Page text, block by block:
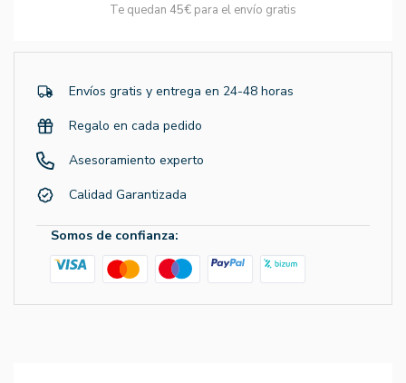
Te quedan 45€ para el envío gratis
Envíos gratis y entrega en 24-48 horas
Regalo en cada pedido
Asesoramiento experto
Calidad Garantizada
Somos de confianza: